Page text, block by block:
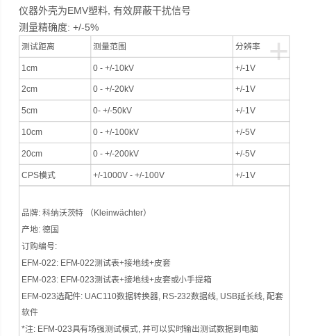
仪器外壳为EMV塑料, 有效屏蔽干扰信号
测量精确度: +/-5%
+
测试距离 测量范围 分辨率
1cm 0 - +/-10kV +/-1V
2cm 0 - +/-20kV +/-1V
5cm 0- +/-50kV +/-1V
10cm 0 - +/-100kV +/-5V
20cm 0 - +/-200kV +/-5V
CPS模式 +/-1000V - +/-100V +/-1V
品牌: 科纳沃茨特 （Kleinwächter）
产地: 德国
订购编号:
EFM-022: EFM-022测试表+接地线+皮套
EFM-023: EFM-023测试表+接地线+皮套或小手提箱
EFM-023选配件: UAC110数据转换器, RS-232数据线, USB延长线, 配套
软件
*注: EFM-023具有场强测试模式, 并可以实时输出测试数据到电脑